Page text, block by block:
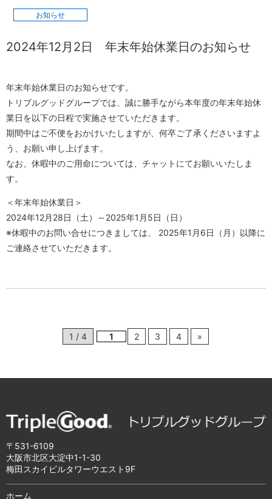
お知らせ
2024年12月2日 年末年始休業日のお知らせ
年末年始休業日のお知らせです。
トリプルグッドグループでは、誠に勝手ながら本年度の年末年始休
業日を以下の日程で実施させていただきます。
期間中はご不便をおかけいたしますが、何卒ご了承くださいますよ
う、お願い申し上げます。
なお、休暇中のご用命については、チャットにてお願いいたしま
す。
＜年末年始休業日＞
2024年12月28日（土）～2025年1月5日（日）
※休暇中のお問い合せにつきましては、 2025年1月6日（月）以降に
ご連絡させていただきます。
1 / 4 1 2 3 4 »
〒531-6109
大阪市北区大淀中1-1-30
梅田スカイビルタワーウエスト9F
ホーム